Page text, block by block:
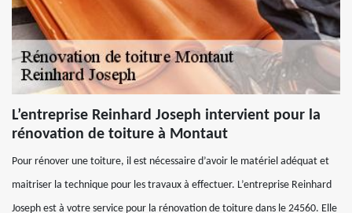
L’entreprise Reinhard Joseph intervient pour la
rénovation de toiture à Montaut
Pour rénover une toiture, il est nécessaire d’avoir le matériel adéquat et
maitriser la technique pour les travaux à effectuer. L’entreprise Reinhard
Joseph est à votre service pour la rénovation de toiture dans le 24560. Elle